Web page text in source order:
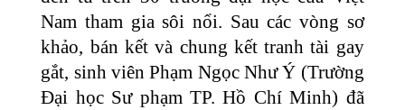
Nam tham gia sôi nổi. Sau các vòng sơ
khảo, bán kết và chung kết tranh tài gay
gắt, sinh viên Phạm Ngọc Như Ý (Trường
Đại học Sư phạm TP. Hồ Chí Minh) đã